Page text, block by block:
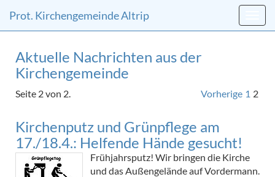
zum
Inhalt
Prot. Kirchengemeinde Altrip
zum
Inhalt
Aktuelle Nachrichten aus der
Kirchengemeinde
Seite 2 von 2. Vorherige 1 2
Kirchenputz und Grünpflege am
17./18.4.: Helfende Hände gesucht!
Frühjahrsputz! Wir bringen die Kirche
und das Außengelände auf Vordermann.